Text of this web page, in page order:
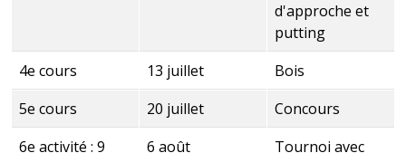
d'approche et
putting
4e cours
13 juillet
Bois
5e cours
20 juillet
Concours
6e activité : 9
6 août
Tournoi avec